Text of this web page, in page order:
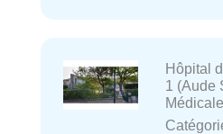
Hôpital
1 (Aude